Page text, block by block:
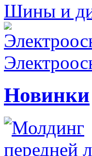
Шины и
Новинки